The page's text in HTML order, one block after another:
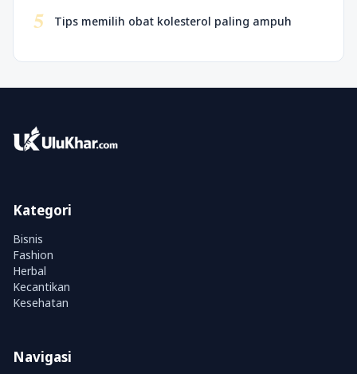
5 Tips memilih obat kolesterol paling ampuh
Kategori
Bisnis
Fashion
Herbal
Kecantikan
Kesehatan
Navigasi